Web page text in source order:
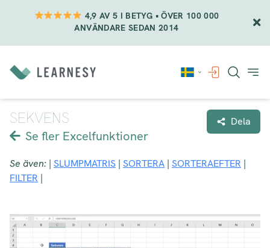
4,9 AV 5 I BETYG • ÖVER 100 000
ANVÄNDARE SEDAN 2014
till
innehåll
SEKVENS
Se fler Excelfunktioner
Dela
Se även: | SLUMPMATRIS | SORTERA | SORTERAEFTER |
FILTER |